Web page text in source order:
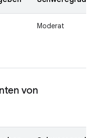
Moderat
von